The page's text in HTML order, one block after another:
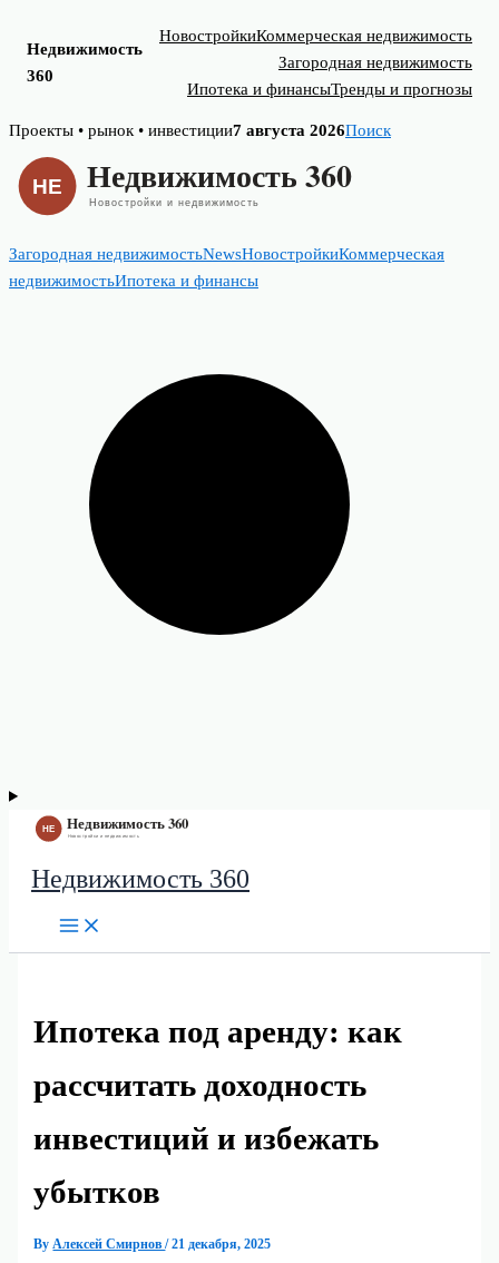
Недвижимость
360
НовостройкиКоммерческая недвижимость
Загородная недвижимость
Ипотека и финансыТренды и прогнозы
Skip
content
Проекты • рынок • инвестиции7 августа 2026Поиск
Загородная недвижимостьNewsНовостройкиКоммерческая
недвижимостьИпотека и финансы
Недвижимость 360
Ипотека под аренду: как
рассчитать доходность
инвестиций и избежать
убытков
ByАлексей Смирнов/21 декабря, 2025